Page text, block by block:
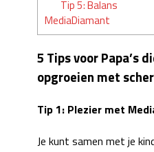
Tip 5: Balans
MediaDiamant
5 Tips voor Papa’s
opgroeien met
Tip 1: Plezier met
Je kunt samen met je